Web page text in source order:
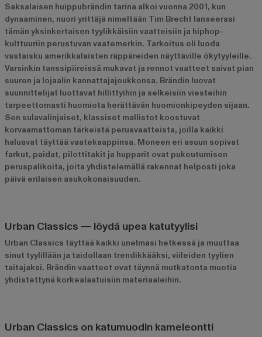
Saksalaisen huippubrändin tarina alkoi vuonna 2001, kun
dynaaminen, nuori yrittäjä nimeltään Tim Brecht lanseerasi
tämän yksinkertaisen tyylikkäisiin vaatteisiin ja hiphop-
kulttuuriin perustuvan vaatemerkin. Tarkoitus oli luoda
vastaisku amerikkalaisten räppäreiden näyttäville ökytyyleille.
Varsinkin tanssipiireissä mukavat ja rennot vaatteet saivat pian
suuren ja lojaalin kannattajajoukkonsa. Brändin luovat
suunnittelijat luottavat hillittyihin ja selkeisiin viesteihin
tarpeettomasti huomiota herättävän huomionkipeyden sijaan.
Sen sulavalinjaiset, klassiset mallistot koostuvat
korvaamattoman tärkeistä perusvaatteista, joilla kaikki
haluavat täyttää vaatekaappinsa. Moneen eri asuun sopivat
farkut, paidat, pilottitakit ja hupparit ovat pukeutumisen
peruspalikoita, joita yhdistelemällä rakennat helposti joka
päivä erilaisen asukokonaisuuden.
Urban Classics ― löydä upea katutyylisi
Urban Classics täyttää kaikki unelmasi hetkessä ja muuttaa
sinut tyylillään ja taidollaan trendikkääksi, viileiden tyylien
taitajaksi. Brändin vaatteet ovat täynnä mutkatonta muotia
yhdistettynä korkealaatuisiin materiaaleihin.
Urban Classics on katumuodin kameleontti